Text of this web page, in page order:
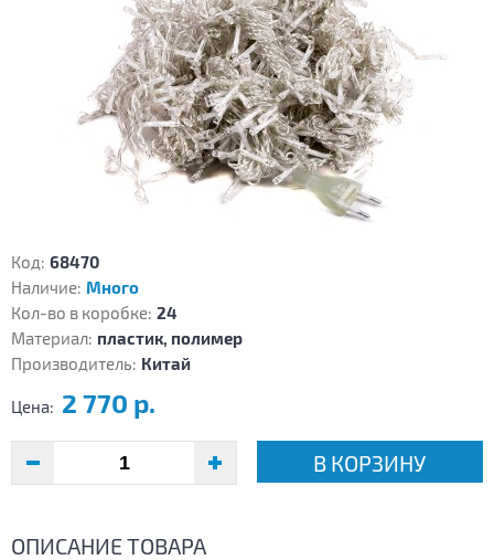
Код: 68470
Наличие: Много
Кол-во в коробке: 24
Материал: пластик, полимер
Производитель: Китай
Цена: 2 770 р.
В КОРЗИНУ
ОПИСАНИЕ ТОВАРА